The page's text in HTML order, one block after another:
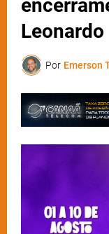
Leonardo
Por Emerson